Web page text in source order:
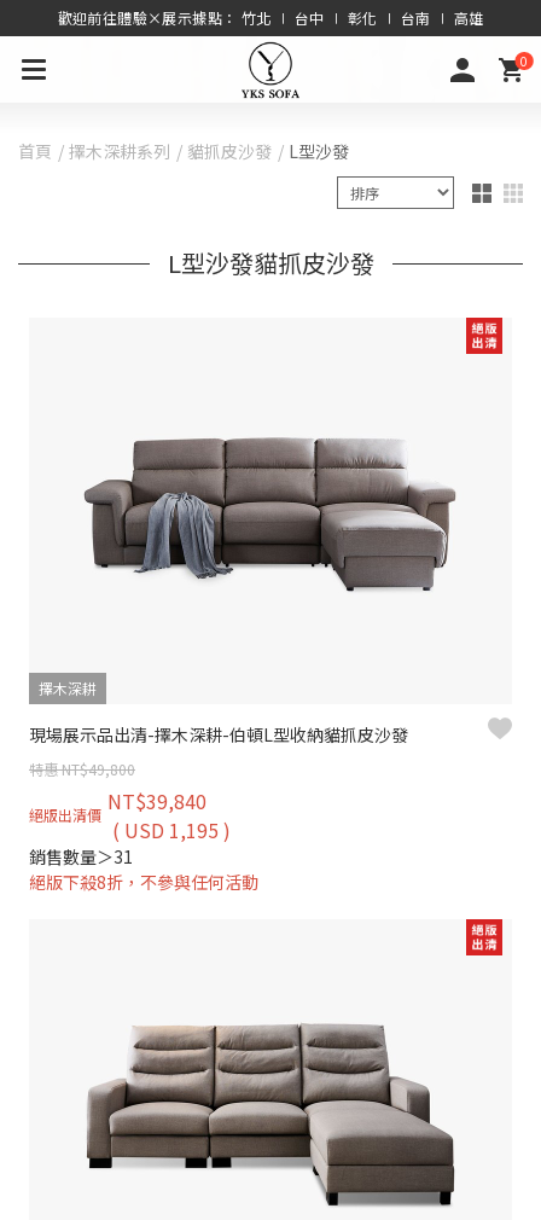
歡迎前往體驗×展示據點： 竹北 ∣ 台中 ∣ 彰化 ∣ 台南 ∣ 高雄
0
首頁 擇木深耕系列 貓抓皮沙發 L型沙發
L型沙發貓抓皮沙發
擇木深耕
現場展示品出清-擇木深耕-伯頓L型收納貓抓皮沙發
特惠 NT$49,800
絕版出清價 NT$39,840
( USD 1,195 )
銷售數量＞31
絕版下殺8折，不參與任何活動